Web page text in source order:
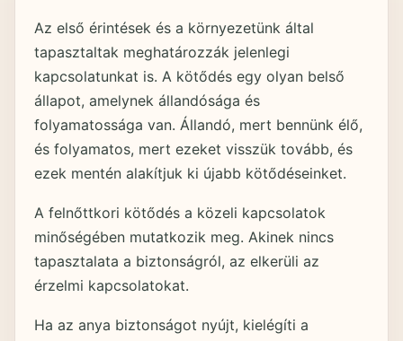
Az első érintések és a környezetünk által
tapasztaltak meghatározzák jelenlegi
kapcsolatunkat is. A kötődés egy olyan belső
állapot, amelynek állandósága és
folyamatossága van. Állandó, mert bennünk élő,
és folyamatos, mert ezeket visszük tovább, és
ezek mentén alakítjuk ki újabb kötődéseinket.
A felnőttkori kötődés a közeli kapcsolatok
minőségében mutatkozik meg. Akinek nincs
tapasztalata a biztonságról, az elkerüli az
érzelmi kapcsolatokat.
Ha az anya biztonságot nyújt, kielégíti a